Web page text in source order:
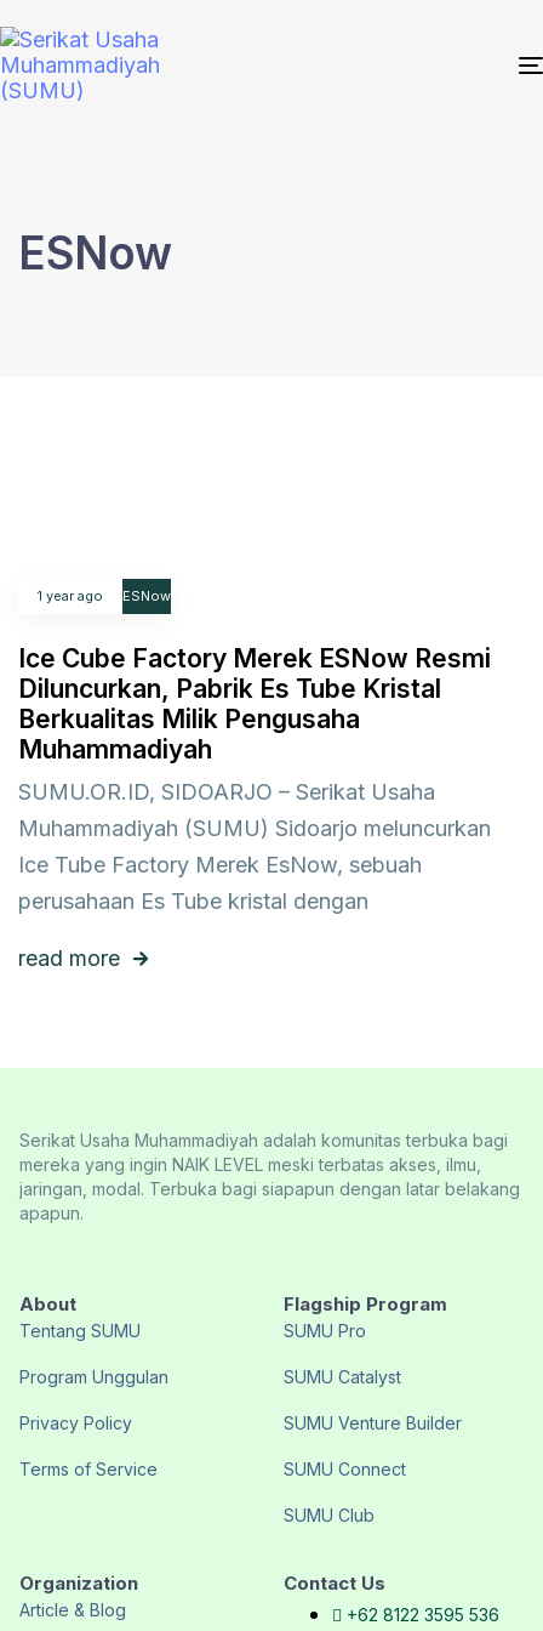
ESNow
1 year ago ESNow
Ice Cube Factory Merek ESNow Resmi
Diluncurkan, Pabrik Es Tube Kristal
Berkualitas Milik Pengusaha
Muhammadiyah
SUMU.OR.ID, SIDOARJO – Serikat Usaha
Muhammadiyah (SUMU) Sidoarjo meluncurkan
Ice Tube Factory Merek EsNow, sebuah
perusahaan Es Tube kristal dengan
read more
Serikat Usaha Muhammadiyah adalah komunitas terbuka bagi
mereka yang ingin NAIK LEVEL meski terbatas akses, ilmu,
jaringan, modal. Terbuka bagi siapapun dengan latar belakang
apapun.
About
Tentang SUMU
Program Unggulan
Privacy Policy
Terms of Service
Flagship Program
SUMU Pro
SUMU Catalyst
SUMU Venture Builder
SUMU Connect
SUMU Club
Organization
Article & Blog
Contact Us
+62 8122 3595 536